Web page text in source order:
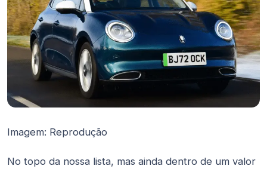
Imagem: Reprodução
No topo da nossa lista, mas ainda dentro de um valor